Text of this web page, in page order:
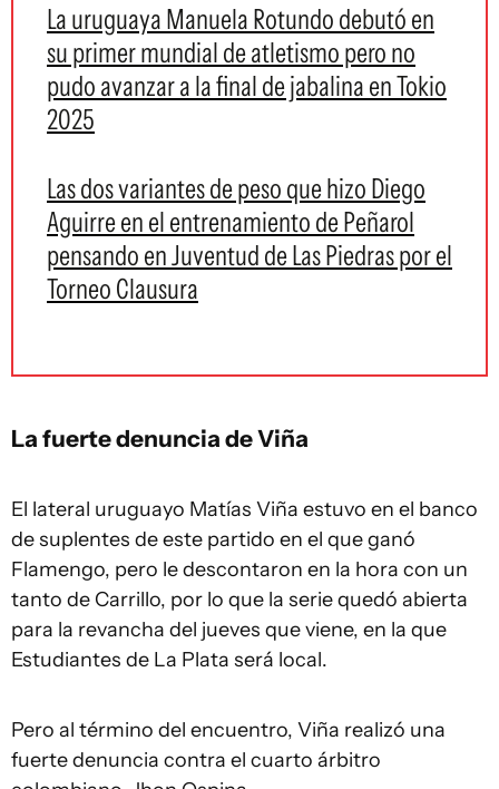
La uruguaya Manuela Rotundo debutó en
su primer mundial de atletismo pero no
pudo avanzar a la final de jabalina en Tokio
2025
Las dos variantes de peso que hizo Diego
Aguirre en el entrenamiento de Peñarol
pensando en Juventud de Las Piedras por el
Torneo Clausura
La fuerte denuncia de Viña
El lateral uruguayo Matías Viña estuvo en el banco
de suplentes de este partido en el que ganó
Flamengo, pero le descontaron en la hora con un
tanto de Carrillo, por lo que la serie quedó abierta
para la revancha del jueves que viene, en la que
Estudiantes de La Plata será local.
Pero al término del encuentro, Viña realizó una
fuerte denuncia contra el cuarto árbitro